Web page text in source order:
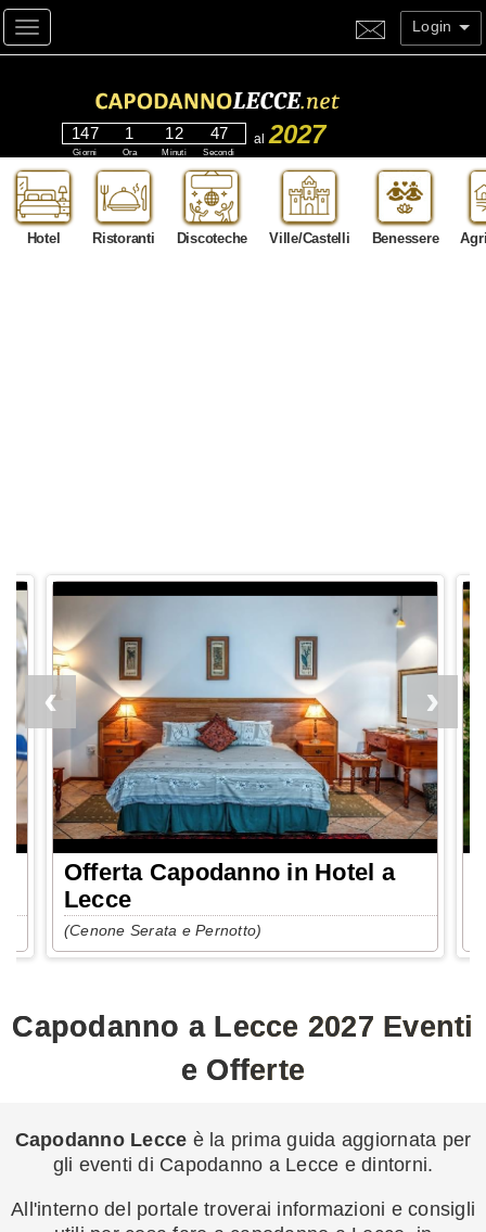
Toggle navigation Login
147
Giorni
1
Ora
12
Minuti
45
Secondi
al 2027
Hotel Ristoranti Discoteche Ville/Castelli Benessere
Offerta Capodanno in Hotel a
Lecce
(Cenone Serata e Pernotto)
Capodanno a Lecce 2027 Eventi
e Offerte
Capodanno Lecce è la prima guida aggiornata per
gli eventi di Capodanno a Lecce e dintorni.
All'interno del portale troverai informazioni e consigli